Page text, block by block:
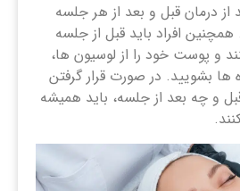
درمان قبل و بعد از هر جلسه
افراد باید قبل از جلسه
و پوست خود را از لوسیون ها،
ها بشویید. در صورت قرار گرفتن
و چه بعد از جلسه، باید همیشه